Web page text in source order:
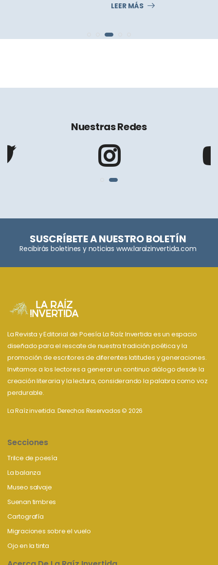
Nuestras Redes
SUSCRÍBETE A NUESTRO BOLETÍN
Recibirás boletines y noticias www.laraizinvertida.com
La Revista y Editorial de Poesía La Raíz Invertida es un espacio
diseñado para el rescate de nuestra tradición poética y la
promoción de escritores de diferentes latitudes y generaciones.
Invitamos a los lectores a generar un continuo diálogo desde la
creación literaria y la lectura, considerando la palabra como voz
perdurable.
La Raíz invertida. Derechos Reservados © 2026
Secciones
Trilce de poesía
La balanza
Museo salvaje
Suenan timbres
Cartografía
Migraciones sobre el vuelo
Ojo en la tinta